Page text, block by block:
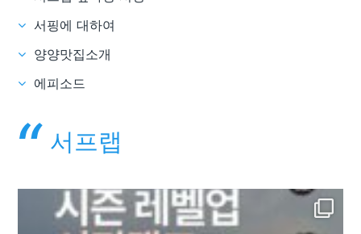
서핑에 대하여
양양맛집소개
에피소드
서프랩